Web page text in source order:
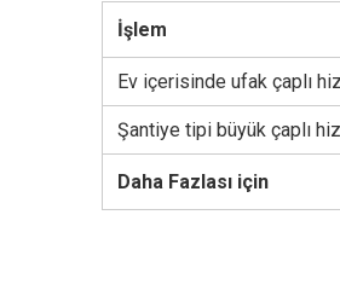
İşlem
Ev içerisinde ufak çaplı
Şantiye tipi büyük çaplı
Daha Fazlası için